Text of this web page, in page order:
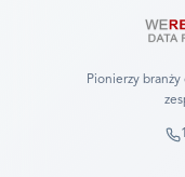
Pionierzy